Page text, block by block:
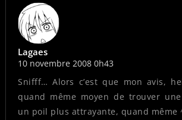
Lagaes
10 novembre 2008 0h43
Snifff… Alors c’est que mon avis,
quand même moyen de trouver une
un poil plus attrayante, quand même